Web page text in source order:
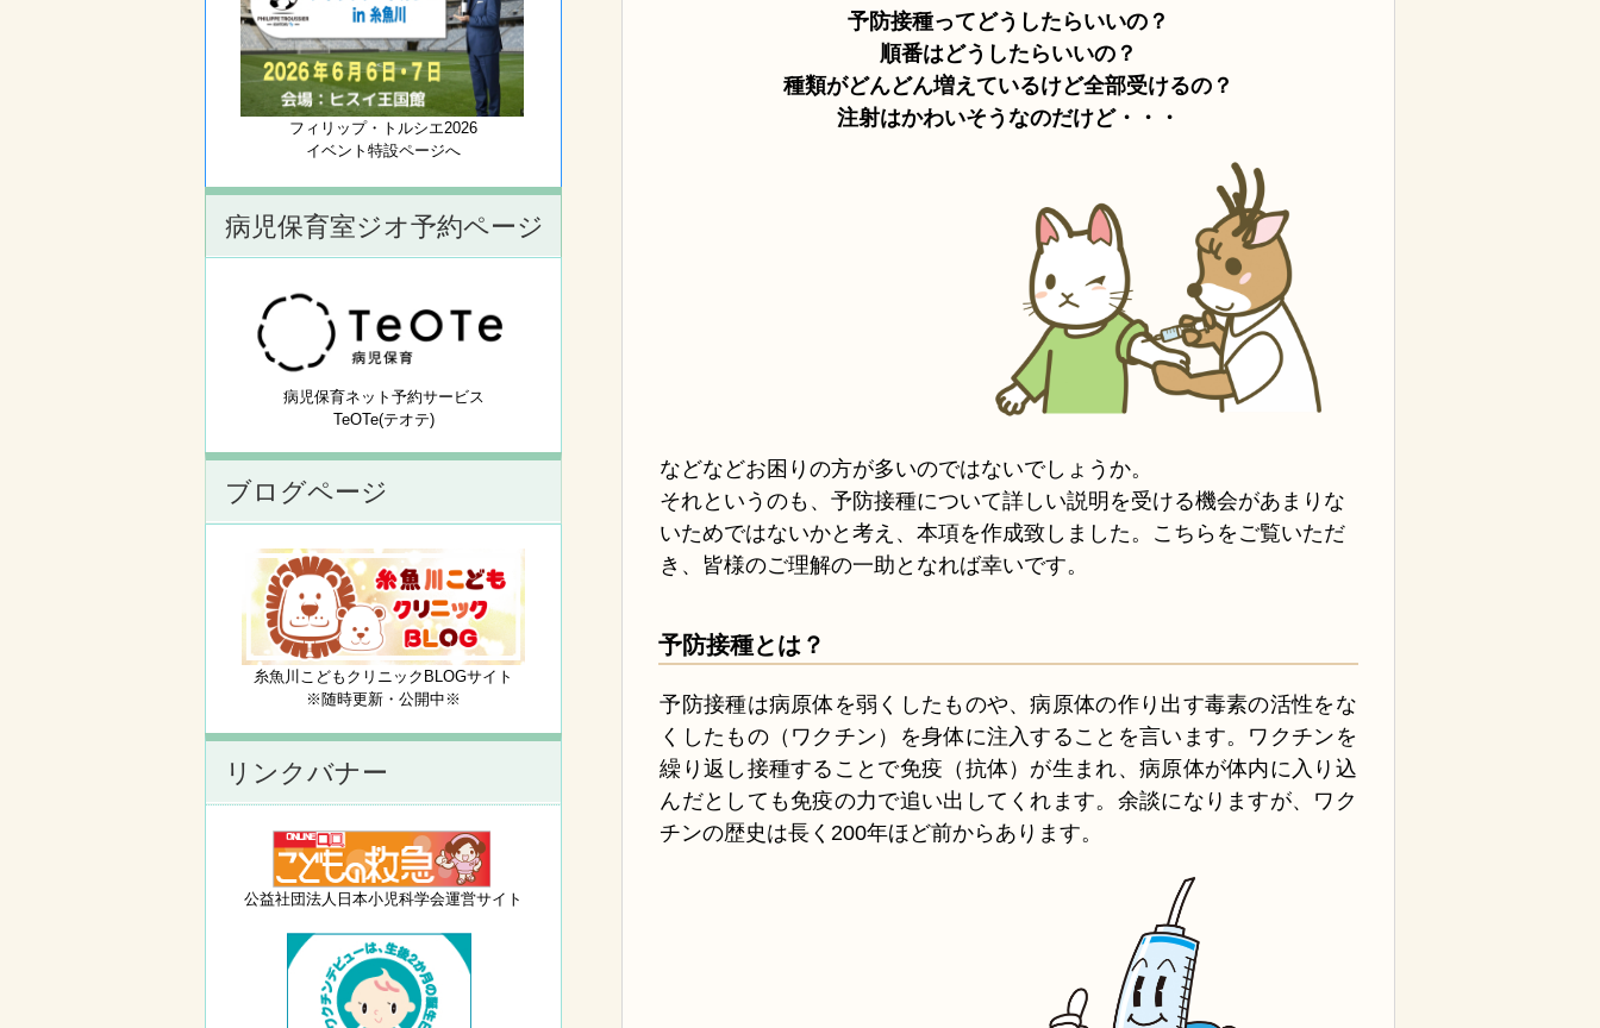
予防接種ってどうしたらいいの？
順番はどうしたらいいの？
種類がどんどん増えているけど全部受けるの？
注射はかわいそうなのだけど・・・
などなどお困 りの方が多いのではないでしょうか。
それというのも、予防接種について詳しい説明を受ける機会があまりな
いためではないかと考え、本項を作成致しました。こちらをご覧いただ
き、皆様のご理解の一助となれば幸いです。
予防接種とは？
予防接種は病原体を弱くしたものや、病原体の作り出す毒素の活性をな
くしたもの（ワクチン）を身体に注入することを言います。ワクチンを
繰り返し接種することで免疫（抗体）が生まれ、病原体が体内に入り込
んだとしても免疫の力で追い出してくれます。余談になりますが、ワク
チンの歴史は長く200年ほど前からあります。
フィリップ・トルシエ2026
イベント特設ページへ
病児保育室ジオ予約ページ
病児保育ネット予約サービス
TeOTe(テオテ)
ブログページ
糸魚川こどもクリニックBLOGサイト
※随時更新・公開中※
リンクバナー
公益社団法人日本小児科学会運営サイト